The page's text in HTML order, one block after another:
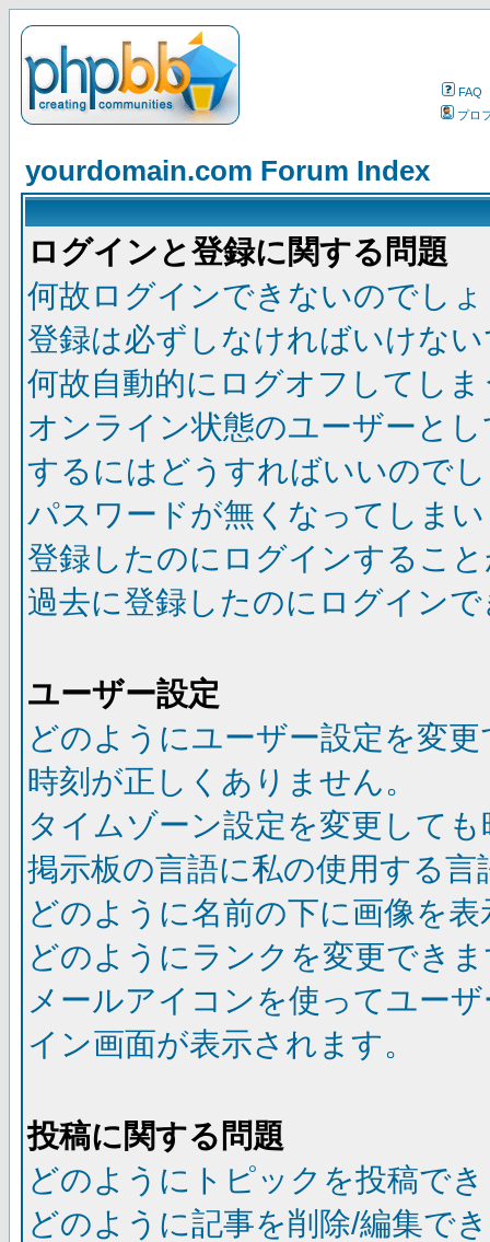
FAQ
プロ
yourdomain.com Forum Index
ログインと登録に関する問題
何故ログインできないのでし
登録は必ずしなければいけな
何故自動的にログオフしてし
オンライン状態のユーザーと
するにはどうすればいいので
パスワードが無くなってしま
登録したのにログインするこ
過去に登録したのにログイン
ユーザー設定
どのようにユーザー設定を変
時刻が正しくありません。
タイムゾーン設定を変更して
掲示板の言語に私の使用する
どのように名前の下に画像を
どのようにランクを変更でき
メールアイコンを使ってユー
イン画面が表示されます。
投稿に関する問題
どのようにトピックを投稿で
どのように記事を削除/編集で